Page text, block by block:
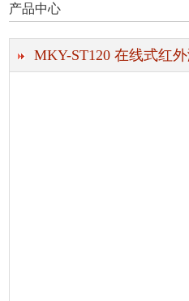
产品中心
MKY-ST120 在线式红